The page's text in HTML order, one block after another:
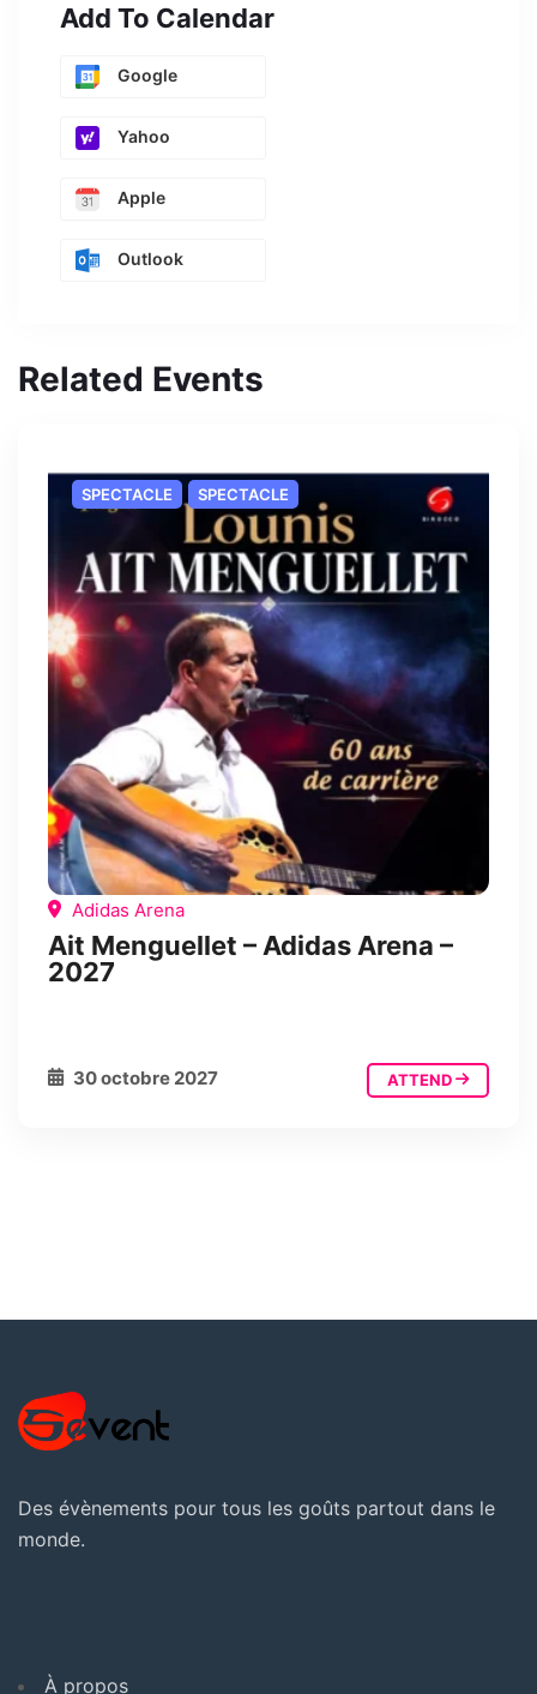
Add To Calendar
Google
Yahoo
Apple
Outlook
Related Events
SPECTACLE SPECTACLE
Adidas Arena
Ait Menguellet – Adidas Arena –
2027
30 octobre 2027 ATTEND
Des évènements pour tous les goûts partout dans le
monde.
À propos